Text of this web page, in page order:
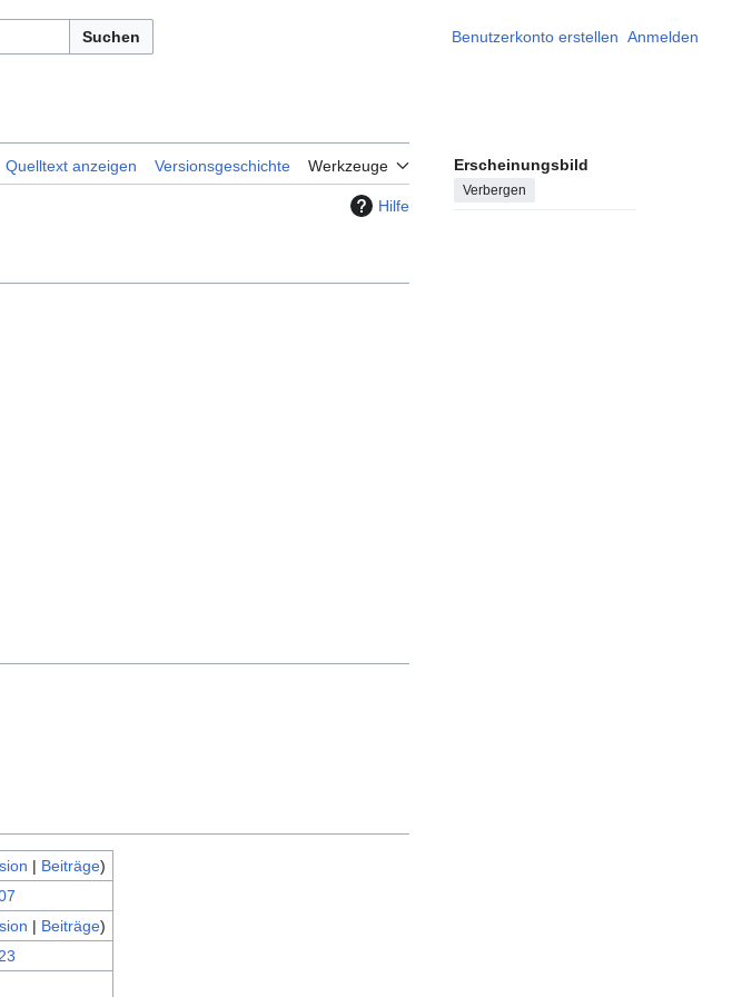
Suchen Benutzerkonto erstellen Anmelden
Quelltext anzeigen Versionsgeschichte Werkzeuge Erscheinungsbild
Verbergen
Hilfe
| Beiträge)
| Beiträge)